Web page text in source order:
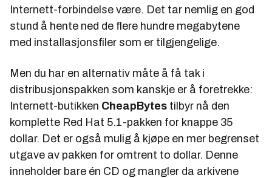
Internett-forbindelse være. Det tar nemlig en god
stund å hente ned de flere hundre megabytene
med installasjonsfiler som er tilgjengelige.
Men du har en alternativ måte å få tak i
distribusjonspakken som kanskje er å foretrekke:
Internett-butikken CheapBytes tilbyr nå den
komplette Red Hat 5.1-pakken for knappe 35
dollar. Det er også mulig å kjøpe en mer begrenset
utgave av pakken for omtrent to dollar. Denne
inneholder bare én CD og mangler da arkivene